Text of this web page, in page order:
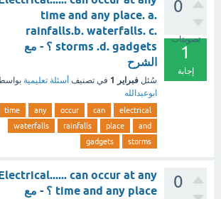
0
تصويتات
1
إجابة
time and any place. a.
rainfalls.b. waterfalls. c.
storms .d. gadgets ؟ - مع
الشرح
سُئل فبراير 1 في تصنيف أسئلة تعليمية
ابوعبدالله
electrical
can
occur
any
time
and
place
rainfalls
waterfalls
storms
gadgets
0
can occur at any
time and any place ؟ - مع